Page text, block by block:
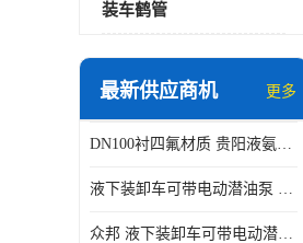
装车鹤管
最新供应商机 更多
DN100衬四氟材质 贵阳液氨鹤管供应商
液下装卸车可带电动潜油泵 贵阳液氨鹤管批发商
众邦 液下装卸车可带电动潜油泵 沈阳液氨鹤管批发商